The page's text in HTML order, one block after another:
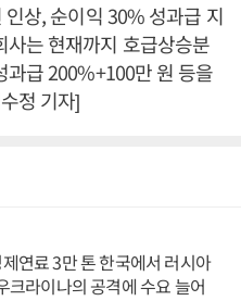
상, 순이익 30% 성과급 지
사는 현재까지 호급상승분
과급 200%+100만 원 등을
정 기자]
연료 3만 톤 한국에서 러시아
크라이나의 공격에 수요 늘어